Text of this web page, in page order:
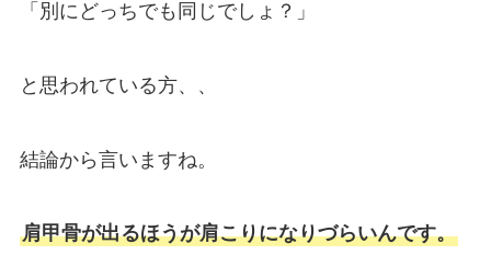
「別にどっちでも同じでしょ？」
と思われている方、、
結論から言いますね。
肩甲骨が出るほうが肩こりになりづらいんです。